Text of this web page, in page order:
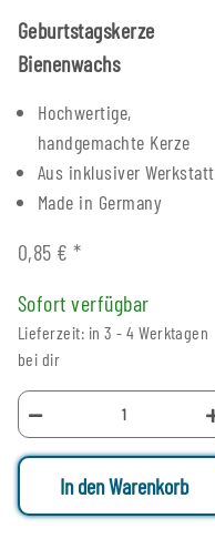
Geburtstagskerze
Bienenwachs
Hochwertige,
handgemachte Kerze
Aus inklusiver Werkstatt
Made in Germany
0,85 €*
Sofort verfügbar
Lieferzeit: in 3 - 4 Werktagen
bei dir
In den Warenkorb